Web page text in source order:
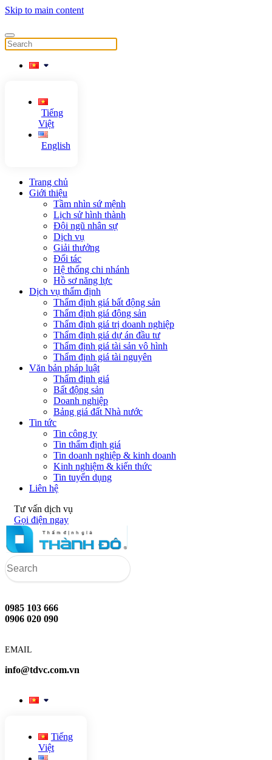
Skip to main content
Tiếng
Việt
English
Trang chủ
Giới thiệu
Tầm nhìn sứ mệnh
Lịch sử hình thành
Đội ngũ nhân sự
Dịch vụ
Giải thưởng
Đối tác
Hệ thống chi nhánh
Hồ sơ năng lực
Dịch vụ thẩm định
Thẩm định giá bất động sản
Thẩm định giá động sản
Thẩm định giá trị doanh nghiệp
Thẩm định giá dự án đầu tư
Thẩm định giá tài sản vô hình
Thẩm định giá tài nguyên
Văn bản pháp luật
Thẩm định giá
Bất động sản
Doanh nghiệp
Bảng giá đất Nhà nước
Tin tức
Tin công ty
Tin thẩm định giá
Tin doanh nghiệp & kinh doanh
Kinh nghiệm & kiến thức
Tin tuyển dụng
Liên hệ
Tư vấn dịch vụ
Gọi điện ngay
0985 103 666
0906 020 090
EMAIL
info@tdvc.com.vn
Tiếng
Việt